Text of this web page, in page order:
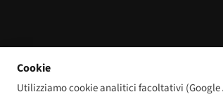
Cookie
Utilizziamo cookie analitici facoltativi